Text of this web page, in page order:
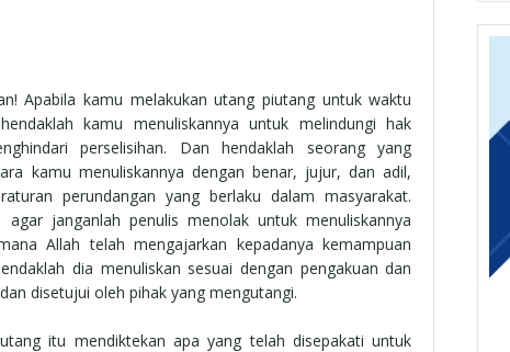
Apabila kamu melakukan utang piutang untuk waktu
kamu menuliskannya untuk melindungi hak
perselisihan. Dan hendaklah seorang yang
kamu menuliskannya dengan benar, jujur, dan adil,
perundangan yang berlaku dalam masyarakat.
agar janganlah penulis menolak untuk menuliskannya
Allah telah mengajarkan kepadanya kemampuan
dia menuliskan sesuai dengan pengakuan dan
disetujui oleh pihak yang mengutangi.
itu mendiktekan apa yang telah disepakati untuk